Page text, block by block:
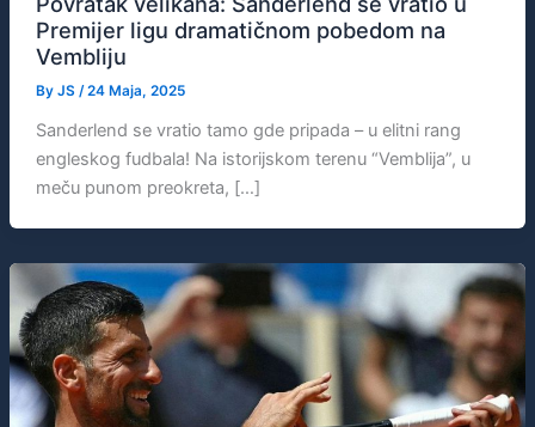
Premijer ligu dramatičnom pobedom na
Vembliju
By JS /24 Maja, 2025
Sanderlend se vratio tamo gde pripada – u elitni rang
engleskog fudbala! Na istorijskom terenu “Vemblija”, u
meču punom preokreta, […]